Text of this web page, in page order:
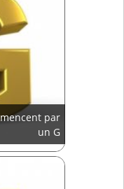
par
un G